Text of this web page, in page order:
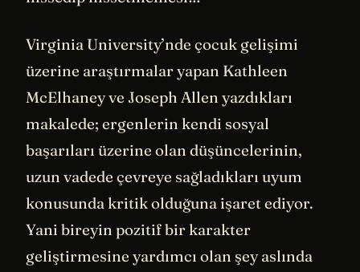
Virginia University’nde çocuk gelişimi
üzerine araştırmalar yapan Kathleen
McElhaney ve Joseph Allen yazdıkları
makalede; ergenlerin kendi sosyal
başarıları üzerine olan düşüncelerinin,
uzun vadede çevreye sağladıkları uyum
konusunda kritik olduğuna işaret ediyor.
Yani bireyin pozitif bir karakter
geliştirmesine yardımcı olan şey aslında